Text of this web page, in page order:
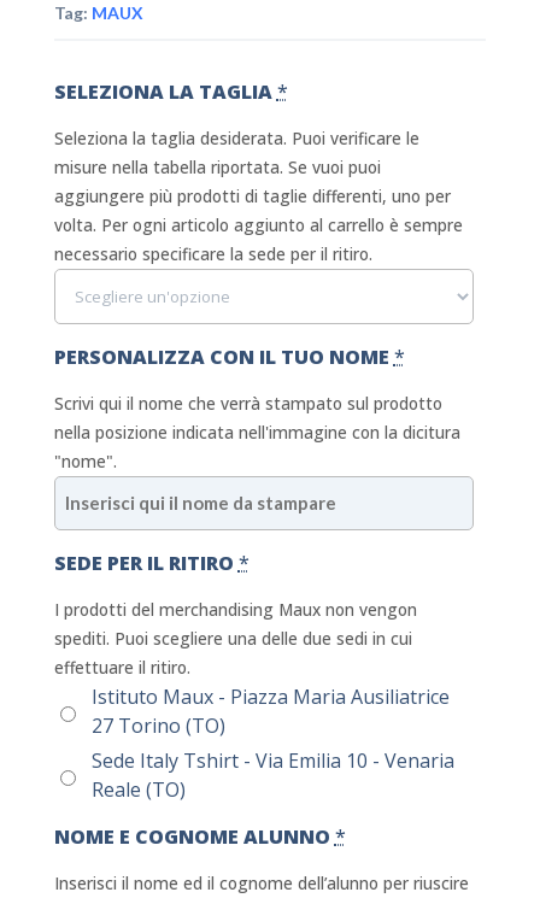
Tag: MAUX
SELEZIONA LA TAGLIA*
Seleziona la taglia desiderata. Puoi verificare le
misure nella tabella riportata. Se vuoi puoi
aggiungere più prodotti di taglie differenti, uno per
volta. Per ogni articolo aggiunto al carrello è sempre
necessario specificare la sede per il ritiro.
PERSONALIZZA CON IL TUO NOME *
Scrivi qui il nome che verrà stampato sul prodotto
nella posizione indicata nell'immagine con la dicitura
"nome".
SEDE PER IL RITIRO *
I prodotti del merchandising Maux non vengon
spediti. Puoi scegliere una delle due sedi in cui
effettuare il ritiro.
Istituto Maux - Piazza Maria Ausiliatrice
27 Torino (TO)
Sede Italy Tshirt - Via Emilia 10 - Venaria
Reale (TO)
NOME E COGNOME ALUNNO *
Inserisci il nome ed il cognome dell’alunno per riuscire